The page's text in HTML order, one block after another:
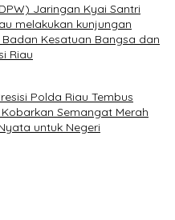
Jaringan Kyai Santri
melakukan kunjungan
Kesatuan Bangsa dan
Riau
Polda Riau Tembus
Semangat Merah
untuk Negeri